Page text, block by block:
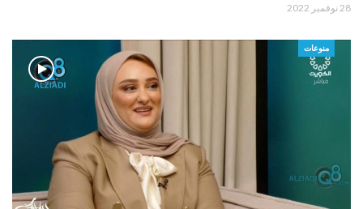
28 نوفمبر 2022
منوعات